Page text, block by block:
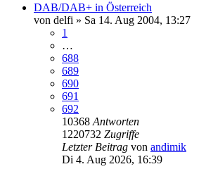
DAB/DAB+ in Österreich
von delfi » Sa 14. Aug 2004, 13:27
1
…
688
689
690
691
692
10368 Antworten
1220732 Zugriffe
Letzter Beitrag von andimik
Di 4. Aug 2026, 16:39